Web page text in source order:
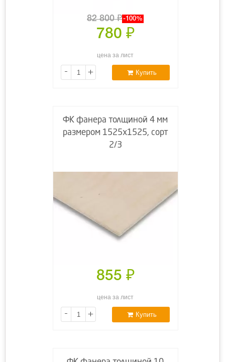
82 800₽-100%
780 ₽
цена за лист
- + Купить
ФК фанера толщиной 4 мм
размером 1525х1525, сорт
2/3
855 ₽
цена за лист
- + Купить